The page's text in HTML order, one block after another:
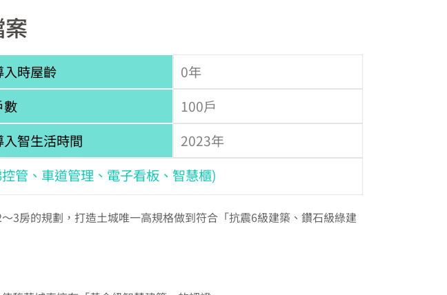
入時屋齡
0年
數
100戶
入智生活時間
2023年
管、車道管理、電子看板、智慧櫃)
3房的規劃，打造土城唯一高規格做到符合「抗震6級建築、鑽石級綠建